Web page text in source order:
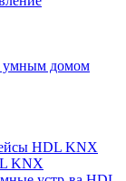
умным домом
HDL KNX
KNX